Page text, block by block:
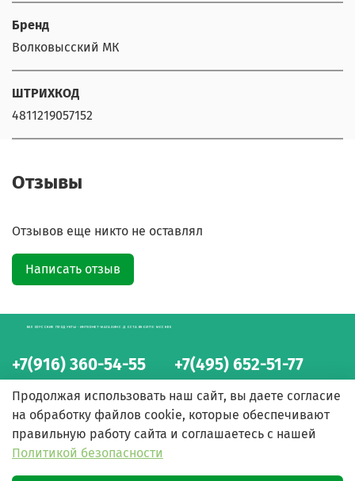
Бренд
Волковыcский МК
ШТРИХКОД
4811219057152
Отзывы
Отзывов еще никто не оставлял
Написать отзыв
+7(916) 360-54-55 +7(495) 652-51-77
БЕЛОРУССКИЕ ПРОДУКТЫ - ИНТЕРНЕТ-МАГАЗИН С ДОСТАВКОЙ ПО МОСКВЕ
Продолжая использовать наш сайт, вы даете согласие
на обработку файлов cookie, которые обеспечивают
правильную работу сайта и соглашаетесь с нашей
Политикой безопасности